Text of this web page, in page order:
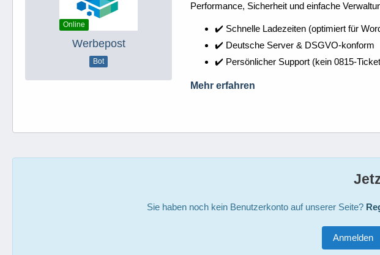
Online
Werbepost
Bot
Performance, Sicherheit und einfache
✔️ Schnelle Ladezeiten (optimiert für
✔️ Deutsche Server & DSGVO-konform
✔️ Persönlicher Support (kein 0815-
Mehr erfahren
Sie haben noch kein Benutzerkonto auf unserer Seite?
Anmelden